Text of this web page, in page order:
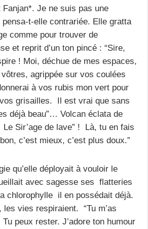
Fanjan*. Je ne suis pas une
t-elle contrariée. Elle gratta
comme pour trouver de
et reprit d’un ton pincé : “Sire,
! Moi, déchue de mes espaces,
agrippée sur vos coulées
à vos rubis mon vert pour
grisailles. Il est vrai que sans
déjà beau”… Volcan éclata de
Sir’age de lave” ! Là, tu en fais
c’est mieux, c’est plus doux.”
qu’elle déployait à vouloir le
avec sagesse ses flatteries
chlorophylle il en possédait déjà.
vies respiraient. “Tu m’as
peux rester. J’adore ton humour